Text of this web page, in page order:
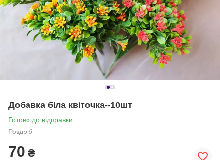
Добавка біла квіточка--10шт
Готово до відправки
Роздріб
70 ₴